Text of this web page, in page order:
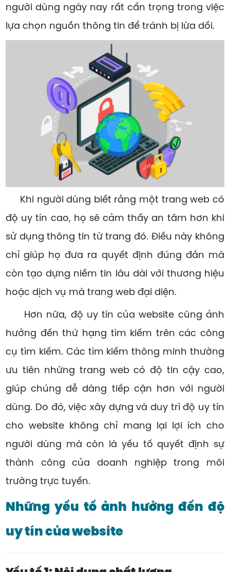
người dùng ngày nay rất cẩn trọng trong việc
lựa chọn nguồn thông tin để tránh bị lừa dối.
Khi người dùng biết rằng một trang web có
độ uy tín cao, họ sẽ cảm thấy an tâm hơn khi
sử dụng thông tin từ trang đó. Điều này không
chỉ giúp họ đưa ra quyết định đúng đắn mà
còn tạo dựng niềm tin lâu dài với thương hiệu
hoặc dịch vụ mà trang web đại diện.
Hơn nữa, độ uy tín của website cũng ảnh
hưởng đến thứ hạng tìm kiếm trên các công
cụ tìm kiếm. Các tìm kiếm thông minh thường
ưu tiên những trang web có độ tin cậy cao,
giúp chúng dễ dàng tiếp cận hơn với người
dùng. Do đó, việc xây dựng và duy trì độ uy tín
cho website không chỉ mang lại lợi ích cho
người dùng mà còn là yếu tố quyết định sự
thành công của doanh nghiệp trong môi
trường trực tuyến.
Những yếu tố ảnh hưởng đến độ
uy tín của website